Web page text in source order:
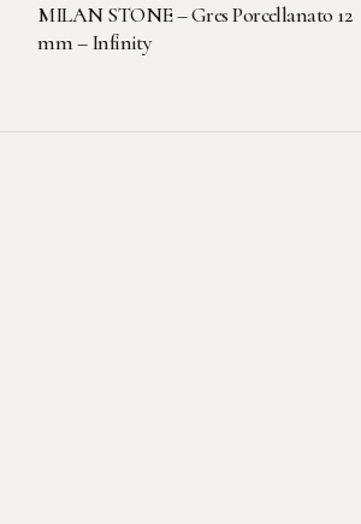
MILAN STONE – Gres Porcellanato 12
mm – Infinity